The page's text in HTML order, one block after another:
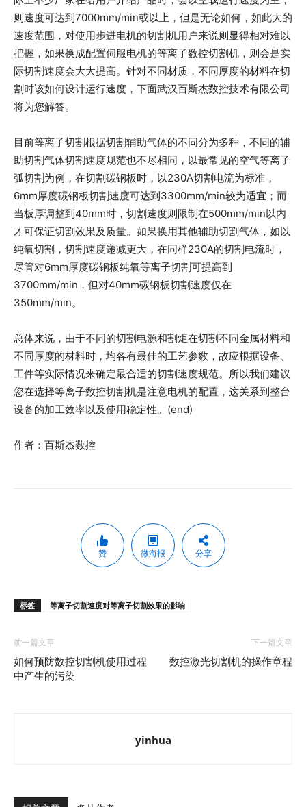
则速度可达到7000mm/min或以上，但是无论如何，如此大的
速度范围，对使用步进电机的切割机用户来说则显得相对难以
把握，如果换成配置伺服电机的等离子数控切割机，则会是实
际切割速度会大大提高。针对不同材质，不同厚度的材料在切
割时该如何设计运行速度，下面武汉百斯杰数控技术有限公司
将为您解答。
目前等离子切割根据切割辅助气体的不同分为多种，不同的辅
助切割气体切割速度规范也不尽相同，以最常见的空气等离子
弧切割为例，在切割碳钢板时，以230A切割电流为标准，
6mm厚度碳钢板切割速度可达到3300mm/min较为适宜；而
当板厚调整到40mm时，切割速度则限制在500mm/min以内
才可保证切割效果及质量。如果换用其他辅助切割气体，如以
纯氧切割，切割速度递减更大，在同样230A的切割电流时，
尽管对6mm厚度碳钢板纯氧等离子切割可提高到
3700mm/min，但对40mm碳钢板切割速度仅在
350mm/min。
总体来说，由于不同的切割电源和割炬在切割不同金属材料和
不同厚度的材料时，均各有最佳的工艺参数，故应根据设备、
工件等实际情况来确定最合适的切割速度规范。所以我们建议
您在选择等离子数控切割机是注意电机的配置，这关系到整台
设备的加工效率以及使用稳定性。(end)
作者：百斯杰数控
赞 微海报 分享
标签 等离子切割速度对等离子切割效果的影响
前一篇文章
如何预防数控切割机使用过程
中产生的污染
下一篇文章
数控激光切割机的操作章程
yinhua